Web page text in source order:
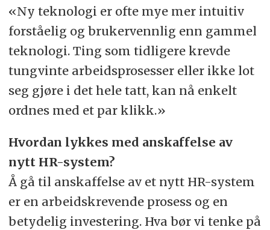
«Ny teknologi er ofte mye mer intuitiv
forståelig og brukervennlig enn gammel
teknologi. Ting som tidligere krevde
tungvinte arbeidsprosesser eller ikke lot
seg gjøre i det hele tatt, kan nå enkelt
ordnes med et par klikk.»
Hvordan lykkes med anskaffelse av
nytt HR-system?
Å gå til anskaffelse av et nytt HR-system
er en arbeidskrevende prosess og en
betydelig investering. Hva bør vi tenke på